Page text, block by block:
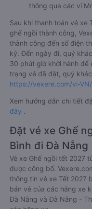
thông qua các ví
Sau khi thanh toán vé xe
ghế ngồi thành công,
thành công đến số điện
ký. Đến ngày đi, quý
30 phút giờ khởi hành để
trạng vé đã đặt, quý
https://vexere.com/vi-
Xem hướng dẫn chi tiết
đây .
Đặt vé xe Ghế
Bình đi Đà Nẵng
Vé xe Ghế ngồi tết 2027
được công bố.
thông tin vé xe Tết 2027
bán vé của các hãng xe
Đà Nẵng và Đà Nẵng -